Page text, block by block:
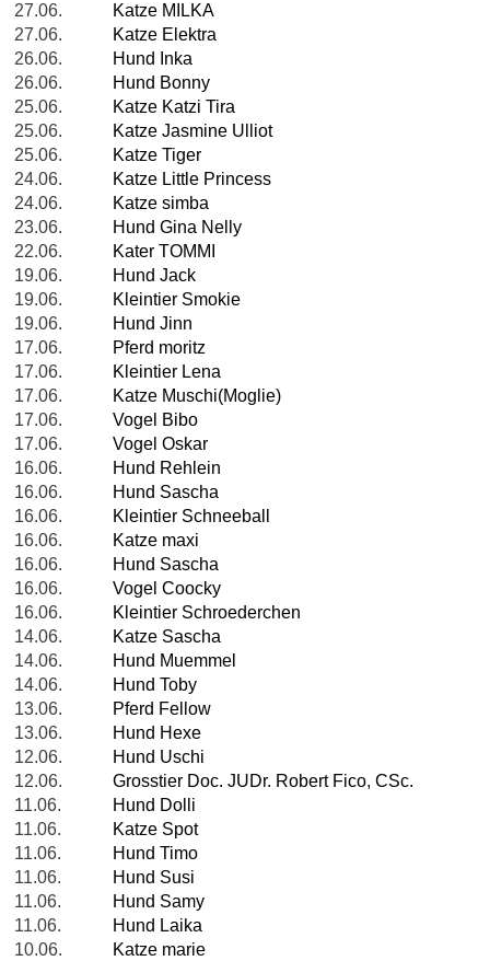
27.06.
Katze MILKA
27.06.
Katze Elektra
26.06.
Hund Inka
26.06.
Hund Bonny
25.06.
Katze Katzi Tira
25.06.
Katze Jasmine Ulliot
25.06.
Katze Tiger
24.06.
Katze Little Princess
24.06.
Katze simba
23.06.
Hund Gina Nelly
22.06.
Kater TOMMI
19.06.
Hund Jack
19.06.
Kleintier Smokie
19.06.
Hund Jinn
17.06.
Pferd moritz
17.06.
Kleintier Lena
17.06.
Katze Muschi(Moglie)
17.06.
Vogel Bibo
17.06.
Vogel Oskar
16.06.
Hund Rehlein
16.06.
Hund Sascha
16.06.
Kleintier Schneeball
16.06.
Katze maxi
16.06.
Hund Sascha
16.06.
Vogel Coocky
16.06.
Kleintier Schroederchen
14.06.
Katze Sascha
14.06.
Hund Muemmel
14.06.
Hund Toby
13.06.
Pferd Fellow
13.06.
Hund Hexe
12.06.
Hund Uschi
12.06.
Grosstier Doc. JUDr. Robert Fico, CSc.
11.06.
Hund Dolli
11.06.
Katze Spot
11.06.
Hund Timo
11.06.
Hund Susi
11.06.
Hund Samy
11.06.
Hund Laika
10.06.
Katze marie